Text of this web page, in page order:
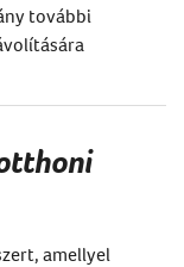
további
amellyel